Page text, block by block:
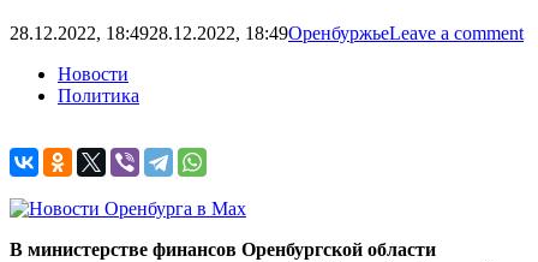
28.12.2022, 18:4928.12.2022, 18:49ОренбуржьеLeave a comment
Новости
Политика
В министерстве финансов Оренбургской области